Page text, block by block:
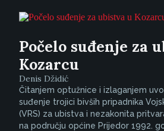
Počelo suđenje za
Kozarcu
Denis Džidić
Čitanjem optužnice i izlaganjem
suđenje trojici bivših pripadnika
(VRS) za ubistva i nezakonita
na području općine Prijedor 1992.